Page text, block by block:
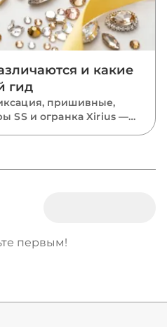
и какие
гид
пришивные,
SS и огранка Xirius —
первым!